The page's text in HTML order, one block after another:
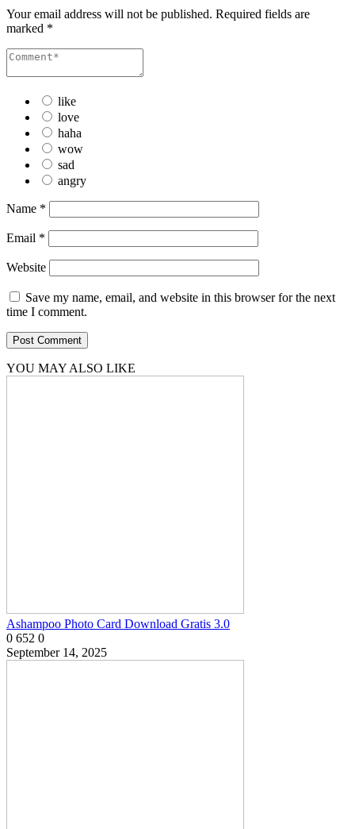
Your email address will not be published. Required fields are
marked *
like
love
haha
wow
sad
angry
Name *
Email *
Website
Save my name, email, and website in this browser for the next
time I comment.
YOU MAY ALSO LIKE
Ashampoo Photo Card Download Gratis 3.0
0 652 0
September 14, 2025